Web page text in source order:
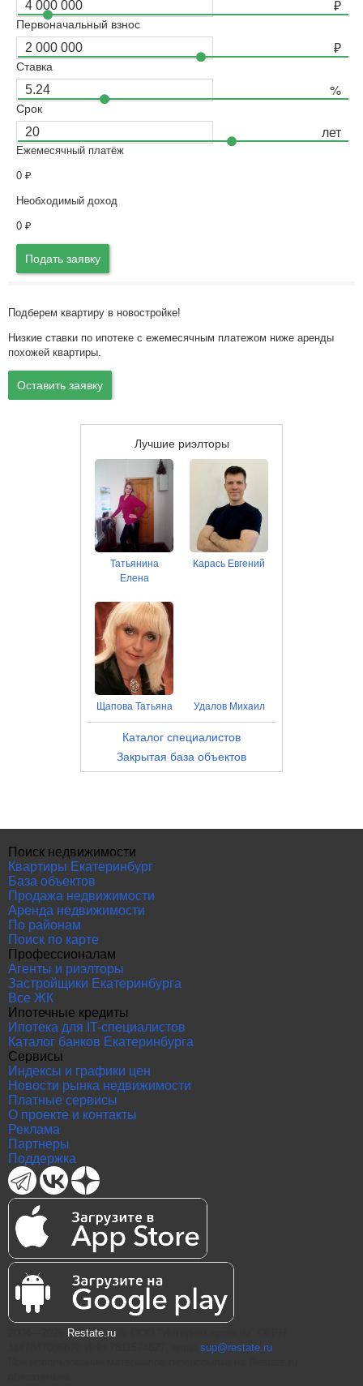
Первоначальный взнос
Ставка
Срок
Ежемесячный платёж
0 ₽
Необходимый доход
0 ₽
Подать заявку
Подберем квартиру в новостройке!
Низкие ставки по ипотеке с ежемесячным платежом ниже аренды
похожей квартиры.
Оставить заявку
Лучшие риэлторы
Татьянина
Елена
Карась Евгений
Щапова Татьяна Удалов Михаил
Каталог специалистов
Закрытая база объектов
Поиск недвижимости
Квартиры Екатеринбург
База объектов
Продажа недвижимости
Аренда недвижимости
По районам
Поиск по карте
Профессионалам
Агенты и риэлторы
Застройщики Екатеринбурга
Все ЖК
Ипотечные кредиты
Ипотека для IT-специалистов
Каталог банков Екатеринбурга
Сервисы
Индексы и графики цен
Новости рынка недвижимости
Платные сервисы
О проекте и контакты
Реклама
Партнеры
Поддержка
Restate.ru
sup@restate.ru